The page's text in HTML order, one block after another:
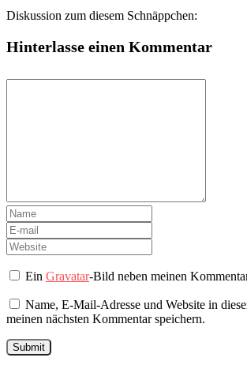
Diskussion zum diesem Schnäppchen:
Hinterlasse einen Kommentar
EinGravatar-Bild neben meinen
Name, E-Mail-Adresse und Website in
meinen nächsten Kommentar speichern.